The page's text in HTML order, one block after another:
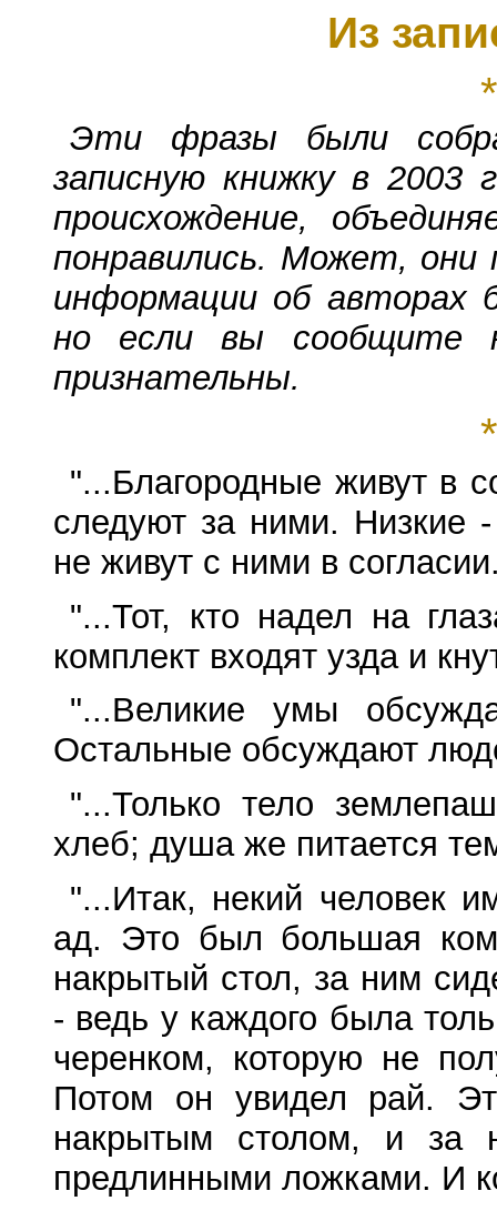
Из
Эти фразы были
записную книжку в 2003
происхождение,
понравились. Может, они
информации об авторах
но если вы сообщите
признательны.
"...Благородные живут в
следуют за ними. Низкие
не живут с ними в
"...Тот, кто надел на
комплект входят узда и
"...Великие умы
Остальные обсуждают
"...Только тело
хлеб; душа же питается
"...Итак, некий человек
ад. Это был большая
накрытый стол, за ним
- ведь у каждого была
черенком, которую не
Потом он увидел рай.
накрытым столом, и за
предлинными ложками. И